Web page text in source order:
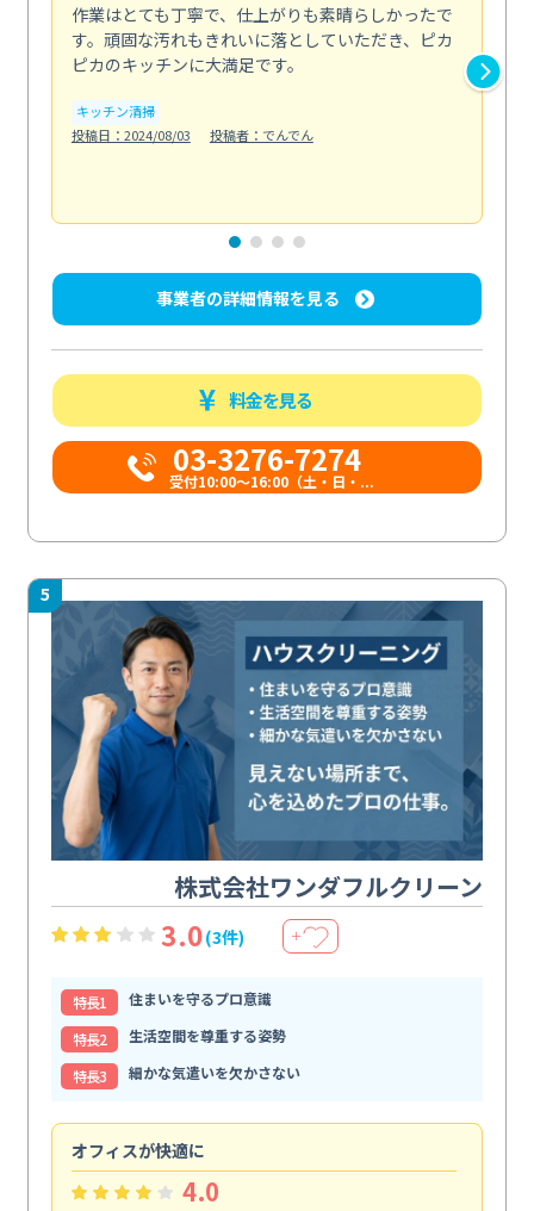
作業はとても丁寧で、仕上がりも素晴らしかったで
す。頑固な汚れもきれいに落としていただき、ピカ
ピカのキッチンに大満足です。
キッチン清掃
投稿日：2024/08/03
投稿者：でんでん
事業者の詳細情報を見る
料金を見る
03-3276-7274
受付10:00〜16:00（土・日・...
5
株式会社ワンダフルクリーン
3.0(3件) ＋
特⻑1
住まいを守るプロ意識
特⻑2
生活空間を尊重する姿勢
特⻑3
細かな気遣いを欠かさない
オフィスが快適に
4.0